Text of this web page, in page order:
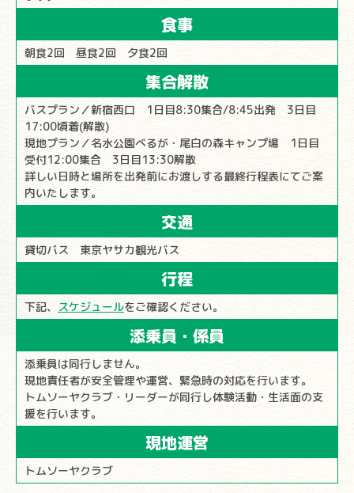
食事
朝食2回 昼食2回 夕食2回
集合解散
バスプラン／新宿西口 1日目8:30集合/8:45出発 3日目
17:00頃着(解散)
現地プラン／名水公園べるが・尾白の森キャンプ場 1日目
受付12:00集合 3日目13:30解散
詳しい日時と場所を出発前にお渡しする最終行程表にてご案
内いたします。
交通
貸切バス 東京ヤサカ観光バス
行程
下記、 スケジュールをご確認ください。
添乗員・係員
添乗員は同行しません。
現地責任者が安全管理や運営、緊急時の対応を行います。
トムソーヤクラブ・リーダーが同行し体験活動・生活面の支
援を行います。
現地運営
トムソーヤクラブ